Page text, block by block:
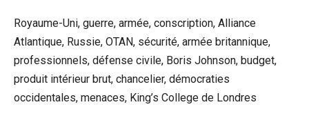
Royaume-Uni, guerre, armée, conscription, Alliance
Atlantique, Russie, OTAN, sécurité, armée britannique,
professionnels, défense civile, Boris Johnson, budget,
produit intérieur brut, chancelier, démocraties
occidentales, menaces, King’s College de Londres